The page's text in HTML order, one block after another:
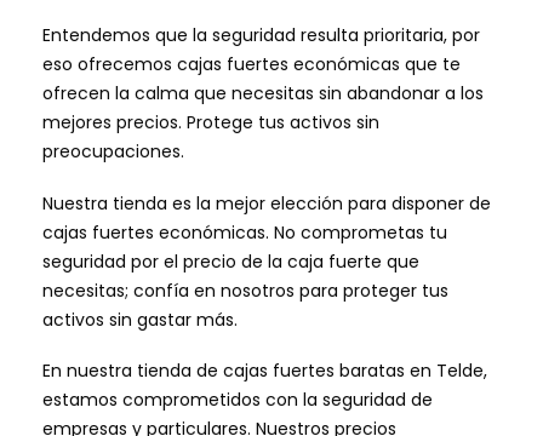
Entendemos que la seguridad resulta prioritaria, por
eso ofrecemos cajas fuertes económicas que te
ofrecen la calma que necesitas sin abandonar a los
mejores precios. Protege tus activos sin
preocupaciones.
Nuestra tienda es la mejor elección para disponer de
cajas fuertes económicas. No comprometas tu
seguridad por el precio de la caja fuerte que
necesitas; confía en nosotros para proteger tus
activos sin gastar más.
En nuestra tienda de cajas fuertes baratas en Telde,
estamos comprometidos con la seguridad de
empresas y particulares. Nuestros precios